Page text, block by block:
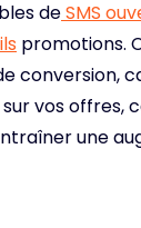
deSMS
promotions.
conversion,
vos offres,
une